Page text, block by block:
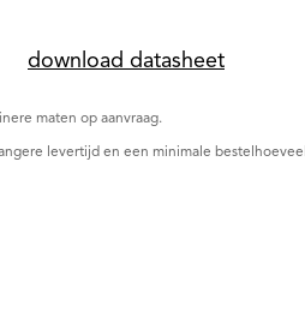
download datasheet
maten op aanvraag.
levertijd en een minimale